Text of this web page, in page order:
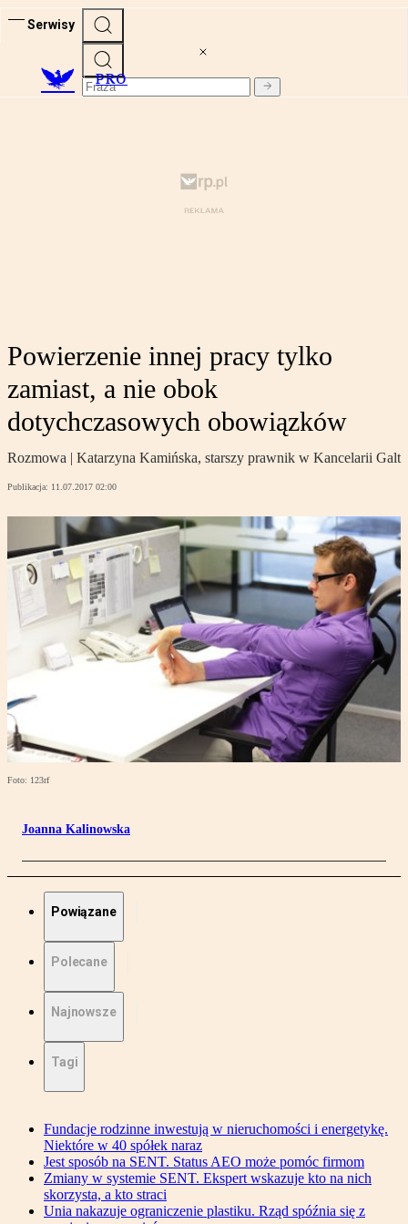
Serwisy
PRO
Powierzenie innej pracy tylko
zamiast, a nie obok
dotychczasowych obowiązków
Rozmowa | Katarzyna Kamińska, starszy prawnik w Kancelarii Galt
Publikacja: 11.07.2017 02:00
Foto: 123rf
Joanna Kalinowska
Powiązane
Polecane
Najnowsze
Tagi
Fundacje rodzinne inwestują w nieruchomości i energetykę.
Niektóre w 40 spółek naraz
Jest sposób na SENT. Status AEO może pomóc firmom
Zmiany w systemie SENT. Ekspert wskazuje kto na nich
skorzysta, a kto straci
Unia nakazuje ograniczenie plastiku. Rząd spóźnia się z